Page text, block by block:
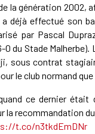
la génération
déjà effectué son
par Pascal
du Stade
sous contrat
le club normand
ce dernier
la recommandation
t.co/n3tkdEmDNr